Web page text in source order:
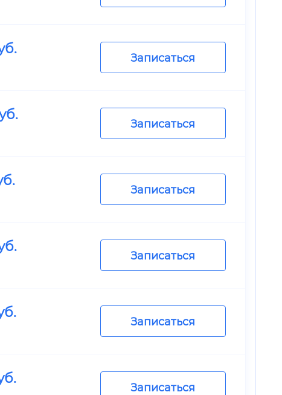
Записаться
Записаться
Записаться
Записаться
Записаться
Записаться